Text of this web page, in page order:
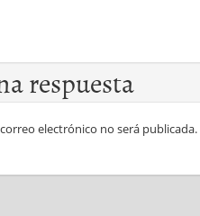
respuesta
electrónico no será publicada.